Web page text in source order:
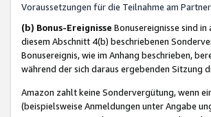
Voraussetzungen für die Teilnahme am
(b) Bonus-Ereignisse Bonusereignisse sind
diesem Abschnitt 4(b) beschriebenen
Bonusereignis, wie im Anhang beschrieben,
während der sich daraus ergebenden Sitzung
Amazon zahlt keine Sondervergütung, wenn
(beispielsweise Anmeldungen unter Angabe